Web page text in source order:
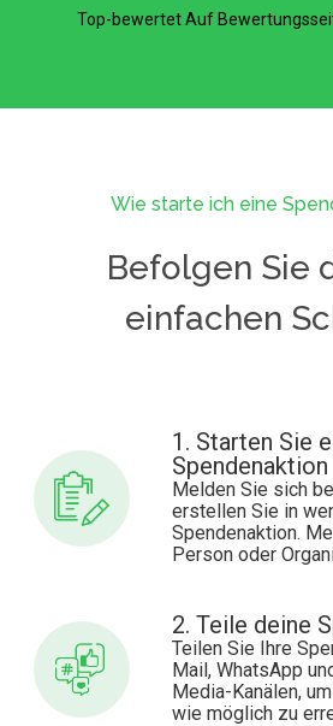
Top-bewertet Auf
Wie starte ich eine
Befolgen Sie
einfachen
1. Starten Sie
Spendenaktion
Melden Sie sich
erstellen Sie in
Spendenaktion.
Person oder
2. Teile deine
Teilen Sie Ihre
Mail, WhatsApp
Media-Kanälen,
wie möglich zu